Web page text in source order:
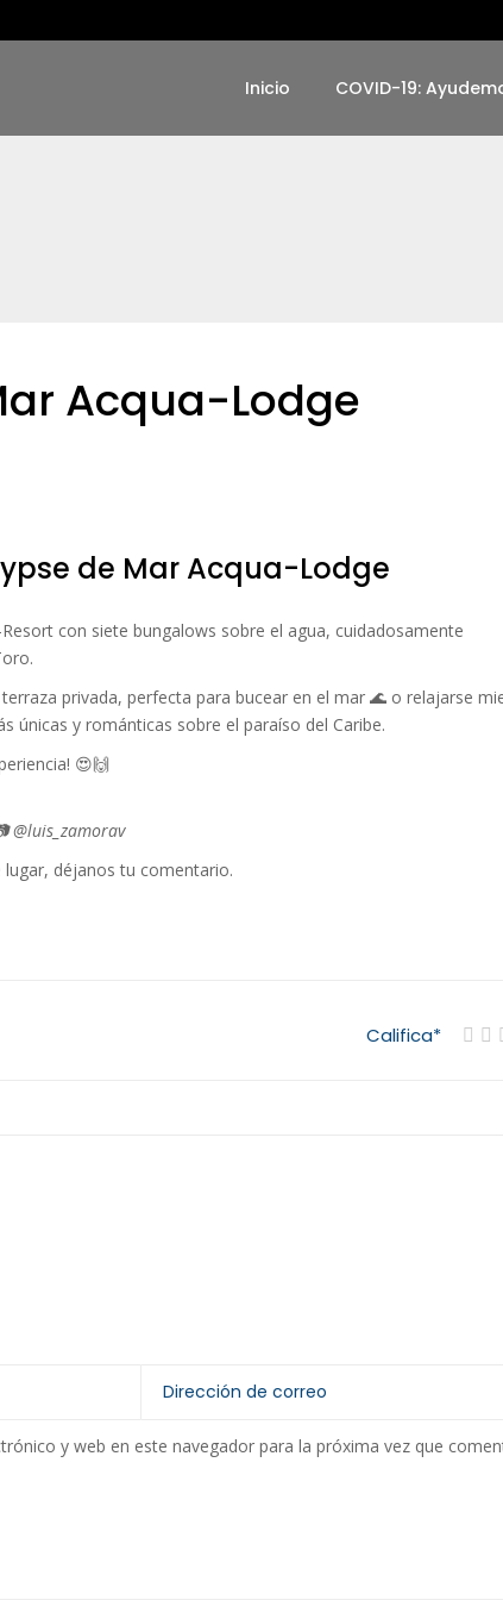
Inicio COVID-19:
Acqua-Lodge
de Mar Acqua-Lodge
con siete bungalows sobre el agua, cuidadosamente
privada, perfecta para bucear en el mar 🌊 o relajarse
únicas y románticas sobre el paraíso del Caribe.
😍🙌
@luis_zamorav
déjanos tu comentario.
Califica*
y web en este navegador para la próxima vez que